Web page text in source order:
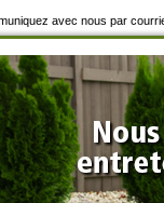
avec nous par